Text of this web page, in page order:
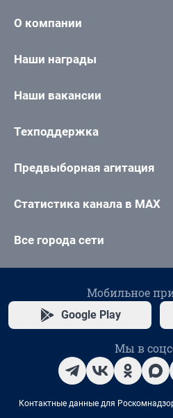
О компании
Наши награды
Наши вакансии
Техподдержка
Предвыборная агитация
Статистика канала в MAX
Все города сети
Мобильное
Google Play
Мы в
Контактные данные для